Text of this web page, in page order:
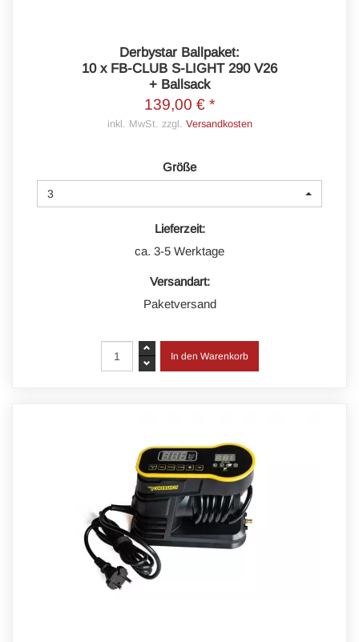
Derbystar Ballpaket:
10 x FB-CLUB S-LIGHT 290 V26
+ Ballsack
139,00 € *
inkl. MwSt. zzgl. Versandkosten
Größe
3
Lieferzeit:
ca. 3-5 Werktage
Versandart:
Paketversand